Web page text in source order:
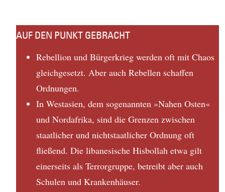
AUF DEN PUNKT GEBRACHT
Rebellion und Bürgerkrieg werden oft mit Chaos
gleichgesetzt. Aber auch Rebellen schaffen
Ordnungen.
In Westasien, dem sogenannten »Nahen Osten«
und Nordafrika, sind die Grenzen zwischen
staatlicher und nichtstaatlicher Ordnung oft
fließend. Die libanesische Hisbollah etwa gilt
einerseits als Terrorgruppe, betreibt aber auch
Schulen und Krankenhäuser.